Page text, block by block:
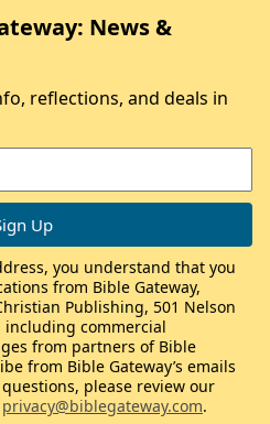
News &
reflections, and deals in
you understand that you
from Bible Gateway,
Publishing, 501 Nelson
including commercial
from partners of Bible
from Bible Gateway’s emails
please review our
privacy@biblegateway.com.